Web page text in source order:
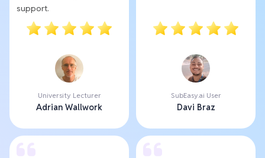
support.
University Lecturer
Adrian Wallwork
SubEasy.ai User
Davi Braz